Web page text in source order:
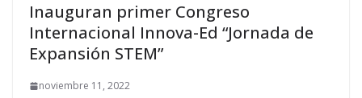
Inauguran primer Congreso
Internacional Innova-Ed “Jornada de
Expansión STEM”
noviembre 11, 2022